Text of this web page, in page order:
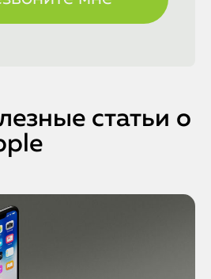
статьи о